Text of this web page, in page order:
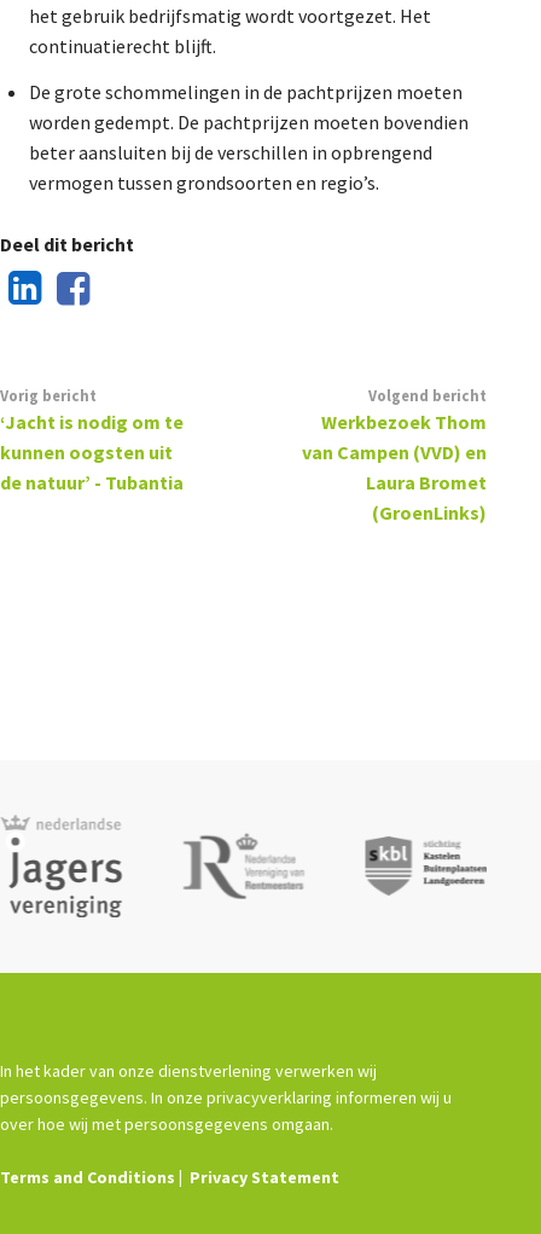
het gebruik bedrijfsmatig wordt voortgezet. Het
continuatierecht blijft.
De grote schommelingen in de pachtprijzen moeten
worden gedempt. De pachtprijzen moeten bovendien
beter aansluiten bij de verschillen in opbrengend
vermogen tussen grondsoorten en regio’s.
Deel dit bericht
Vorig bericht
‘Jacht is nodig om te
kunnen oogsten uit
de natuur’ - Tubantia
Volgend bericht
Werkbezoek Thom
van Campen (VVD) en
Laura Bromet
(GroenLinks)
In het kader van onze dienstverlening verwerken wij
persoonsgegevens. In onze privacyverklaring informeren wij u
over hoe wij met persoonsgegevens omgaan.
Terms and Conditions Privacy Statement